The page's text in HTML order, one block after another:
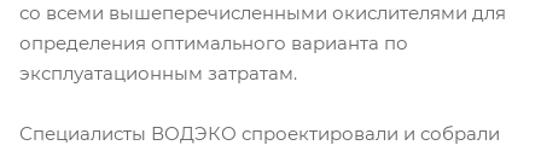
со всеми вышеперечисленными окислителями для
определения оптимального варианта по
эксплуатационным затратам.
Специалисты ВОДЭКО спроектировали и собрали